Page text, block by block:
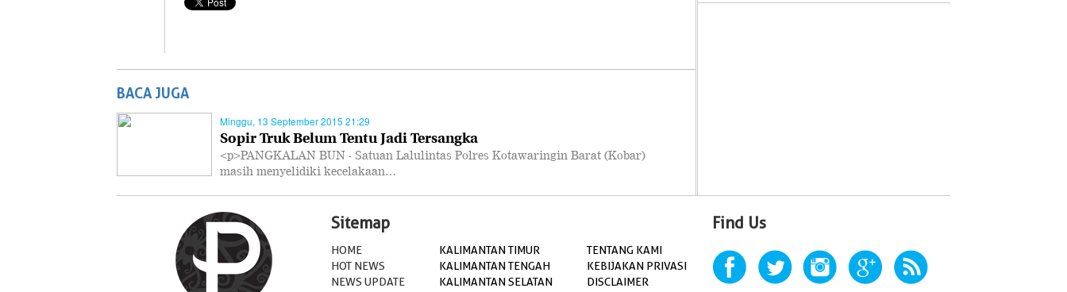
BACA JUGA
Minggu, 13 September 2015 21:29
Sopir Truk Belum Tentu Jadi Tersangka
<p>PANGKALAN BUN - Satuan Lalulintas Polres Kotawaringin Barat (Kobar)
masih menyelidiki kecelakaan…
Sitemap
HOME
HOT NEWS
NEWS UPDATE
KALIMANTAN TIMUR
KALIMANTAN TENGAH
KALIMANTAN SELATAN
TENTANG KAMI
KEBIJAKAN PRIVASI
DISCLAIMER
Find Us